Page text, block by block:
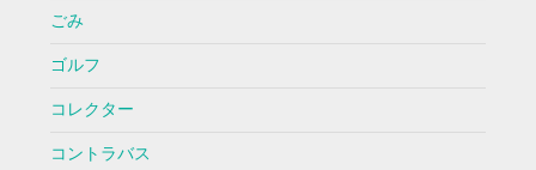
ごみ
ゴルフ
コレクター
コントラバス